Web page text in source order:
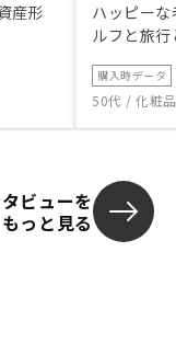
産形
ハッピー
ルフと旅
購入時データ
50代 / 化粧
ビューを
もっと見る